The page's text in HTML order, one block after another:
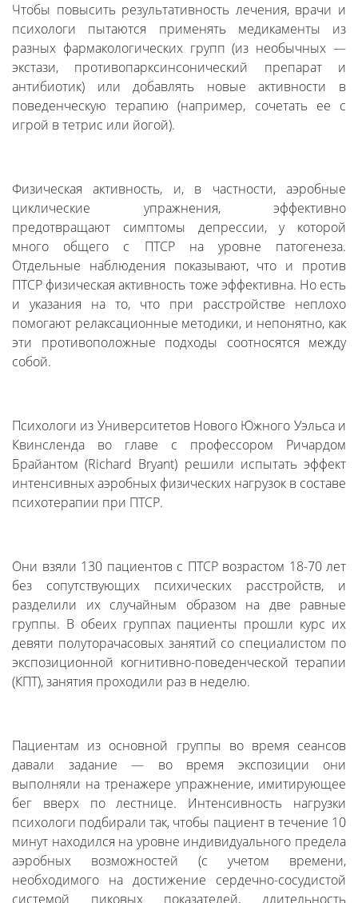
Чтобы повысить результативность лечения, врачи и
психологи пытаются применять медикаменты из
разных фармакологических групп (из необычных —
экстази, противопарксинсонический препарат и
антибиотик) или добавлять новые активности в
поведенческую терапию (например, сочетать ее с
игрой в тетрис или йогой).
Физическая активность, и, в частности, аэробные
циклические упражнения, эффективно
предотвращают симптомы депрессии, у которой
много общего с ПТСР на уровне патогенеза.
Отдельные наблюдения показывают, что и против
ПТСР физическая активность тоже эффективна. Но есть
и указания на то, что при расстройстве неплохо
помогают релаксационные методики, и непонятно, как
эти противоположные подходы соотносятся между
собой.
Психологи из Университетов Нового Южного Уэльса и
Квинсленда во главе с профессором Ричардом
Брайантом (Richard Bryant) решили испытать эффект
интенсивных аэробных физических нагрузок в составе
психотерапии при ПТСР.
Они взяли 130 пациентов с ПТСР возрастом 18-70 лет
без сопутствующих психических расстройств, и
разделили их случайным образом на две равные
группы. В обеих группах пациенты прошли курс их
девяти полуторачасовых занятий со специалистом по
экспозиционной когнитивно-поведенческой терапии
(КПТ), занятия проходили раз в неделю.
Пациентам из основной группы во время сеансов
давали задание — во время экспозиции они
выполняли на тренажере упражнение, имитирующее
бег вверх по лестнице. Интенсивность нагрузки
психологи подбирали так, чтобы пациент в течение 10
минут находился на уровне индивидуального предела
аэробных возможностей (с учетом времени,
необходимого на достижение сердечно-сосудистой
системой пиковых показателей, длительность